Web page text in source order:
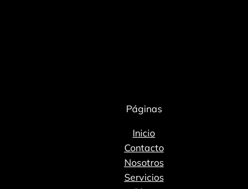
Páginas
Inicio
Contacto
Nosotros
Servicios